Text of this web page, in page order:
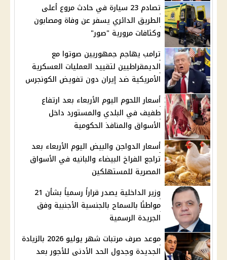
تصادم 23 سيارة في حادث مروع أعلى
الطريق الدائري يسفر عن وفاة ومصابون
وكثافات مرورية "صور"
ترامب يهاجم جمهوريين صوتوا مع
الديمقراطيين لتقييد العمليات العسكرية
الأمريكية ضد إيران دون تفويض الكونجرس
أسعار اللحوم اليوم الأربعاء بعد ارتفاع
طفيف في البلدي والمستورد داخل
الأسواق والمنافذ الحكومية
أسعار الدواجن والبيض اليوم الأربعاء بعد
تراجع الفراخ البيضاء والبانيه في الأسواق
المصرية للمستهلكين
وزير الداخلية يصدر قراراً رسمياً بشأن 21
مواطنًا بالسماح بالجنسية الأجنبية وفق
الجريدة الرسمية
موعد صرف مرتبات شهر يوليو 2026 بالزيادة
الجديدة وجدول الحد الأدنى للأجور بعد